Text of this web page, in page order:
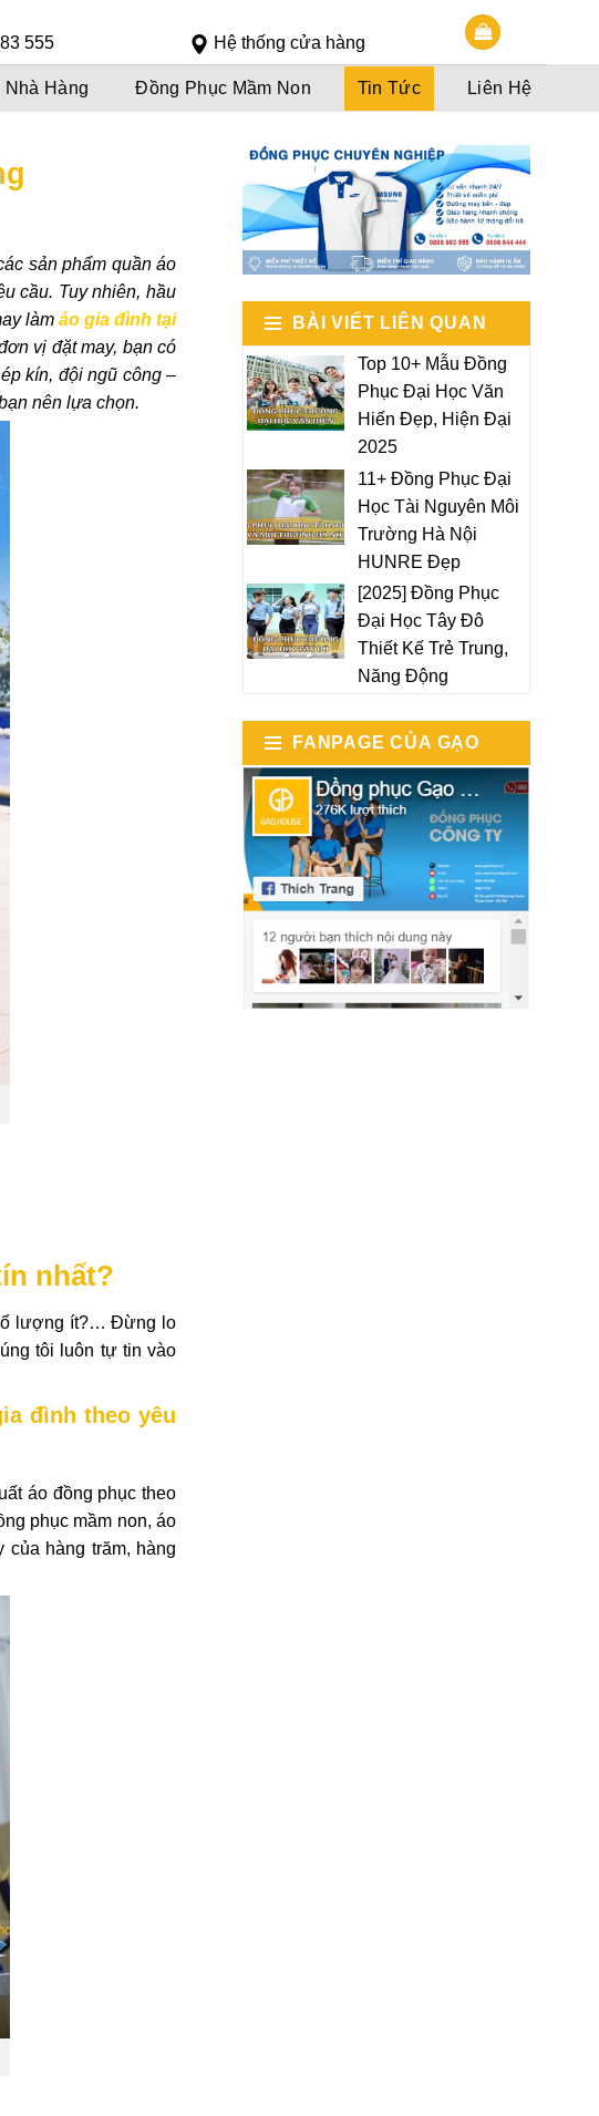
555 Hệ thống cửa hàng
Hàng Đồng Phục Mầm Non Tin Tức Liên Hệ
sản phẩm quần áo
cầu. Tuy nhiên, hầu
làm áo gia đình tại
vị đặt may, bạn có
kín, đội ngũ công –
nên lựa chọn.
nhất?
lượng ít?… Đừng lo
tôi luôn tự tin vào
đình theo yêu
áo đồng phục theo
phục mầm non, áo
hàng trăm, hàng
BÀI VIẾT LIÊN QUAN
Top 10+ Mẫu Đồng
Phục Đại Học Văn
Hiến Đẹp, Hiện Đại
2025
11+ Đồng Phục Đại
Học Tài Nguyên Môi
Trường Hà Nội
HUNRE Đẹp
[2025] Đồng Phục
Đại Học Tây Đô
Thiết Kế Trẻ Trung,
Năng Động
FANPAGE CỦA GẠO
HOUSE